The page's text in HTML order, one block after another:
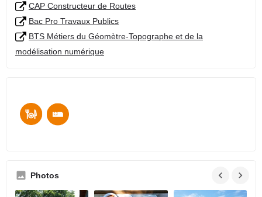
CAP Constructeur de Routes
Bac Pro Travaux Publics
BTS Métiers du Géomètre-Topographe et de la
modélisation numérique
Photos